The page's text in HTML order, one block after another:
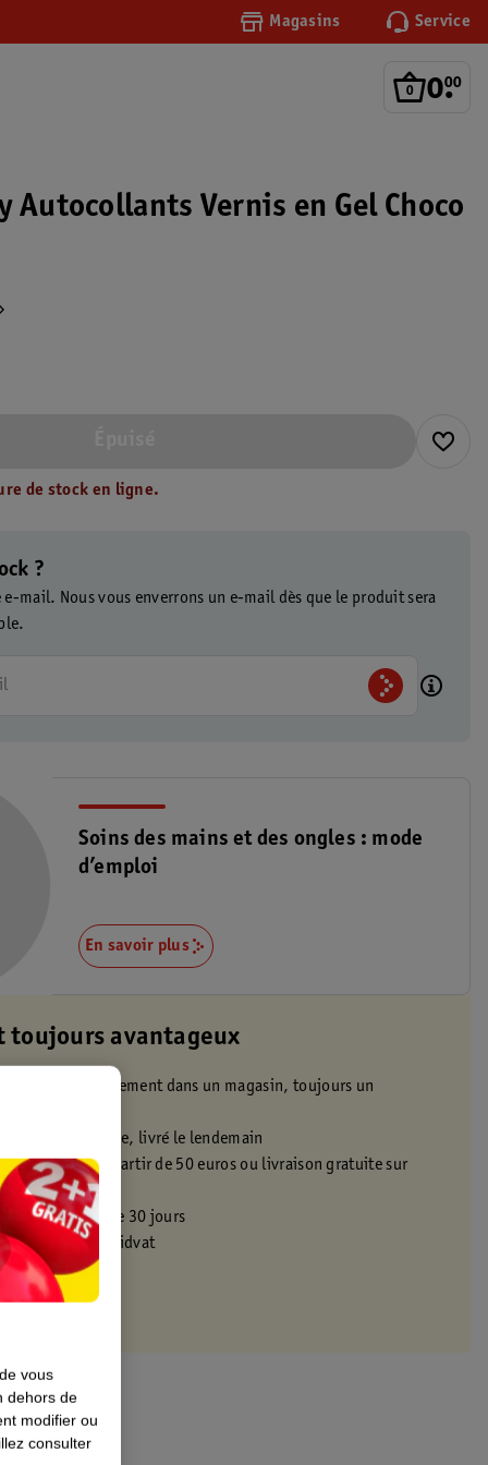
Magasins Service
0.
00
Autocollants Vernis en Gel Choco
de stock en ligne.
?
e-mail. Nous vous enverrons un e-mail dès que le produit sera
Soins des mains et des ongles : mode
d’emploi
En savoir plus
toujours avantageux
gratuitement dans un magasin, toujours un
22h en semaine, livré le lendemain
gratuite à partir de 50 euros ou livraison gratuite sur
promotionnels
dans un délai de 30 jours
avec ta carte Kruidvat
vous
dehors de
modifier ou
consulter